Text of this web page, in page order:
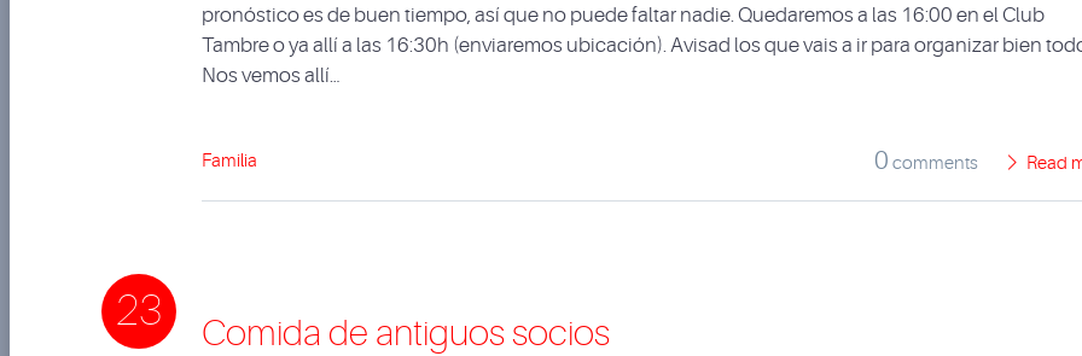
pronóstico es de buen tiempo, así que no puede faltar nadie. Quedaremos a las 16:00 en el Club
Tambre o ya allí a las 16:30h (enviaremos ubicación). Avisad los que vais a ir para organizar bien
Nos vemos allí…
Familia 0 comments Read
23 Comida de antiguos socios